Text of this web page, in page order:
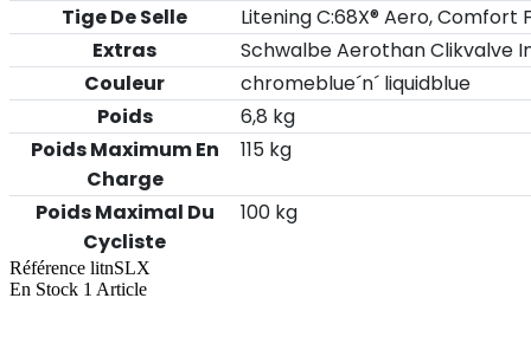
Tige De Selle
Litening C:68X® Aero, Comfort
Extras
Schwalbe Aerothan Clikvalve
Couleur
chromeblue´n´ liquidblue
Poids
6,8 kg
Poids Maximum En
Charge
115 kg
Poids Maximal Du
Cycliste
100 kg
Référence litnSLX
En Stock 1 Article